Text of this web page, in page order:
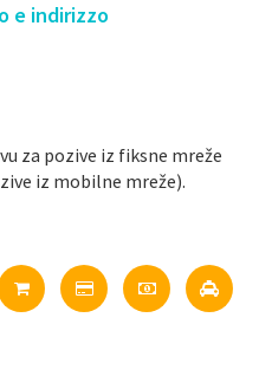
e indirizzo
za pozive iz fiksne mreže
iz mobilne mreže).